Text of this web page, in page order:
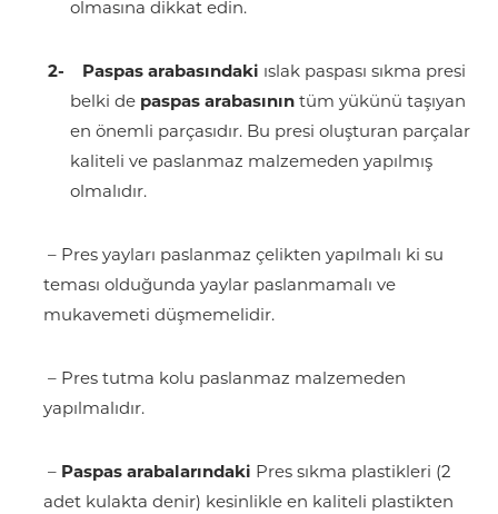
olmasına dikkat edin.
2- Paspas arabasındaki ıslak paspası sıkma presi
belki de paspas arabasının tüm yükünü taşıyan
en önemli parçasıdır. Bu presi oluşturan parçalar
kaliteli ve paslanmaz malzemeden yapılmış
olmalıdır.
– Pres yayları paslanmaz çelikten yapılmalı ki su
teması olduğunda yaylar paslanmamalı ve
mukavemeti düşmemelidir.
– Pres tutma kolu paslanmaz malzemeden
yapılmalıdır.
– Paspas arabalarındaki Pres sıkma plastikleri (2
adet kulakta denir) kesinlikle en kaliteli plastikten